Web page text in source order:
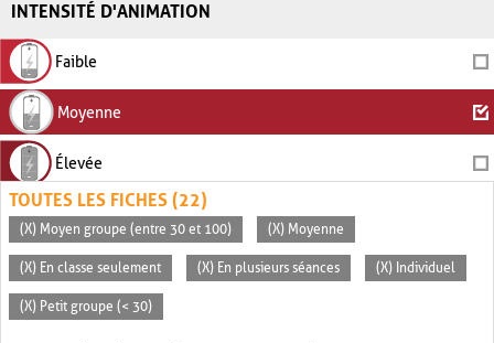
INTENSITÉ D'ANIMATION
Faible
Moyenne
Élevée
TOUTES LES FICHES (22)
(X) Moyen groupe (entre 30 et 100) (X) Moyenne
(X) En classe seulement (X) En plusieurs séances (X) Individuel
(X) Petit groupe (< 30)